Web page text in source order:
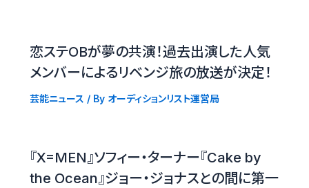
恋ステOBが夢の共演！過去出演した人気
メンバーによるリベンジ旅の放送が決定！
芸能ニュース / By オーディションリスト運営局
『X=MEN』ソフィー・ターナー『Cake by
the Ocean』ジョー・ジョナスとの間に第一